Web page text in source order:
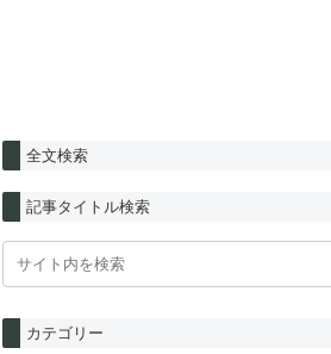
全文検索
記事タイトル検索
カテゴリー